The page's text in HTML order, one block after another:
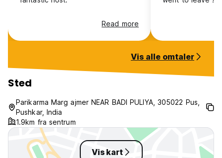
Read more
Vis alle omtaler
Sted
Parikarma Marg ajmer NEAR BADI PULIYA, 305022 Pus,
Pushkar, India
1.9km fra sentrum
Vis kart